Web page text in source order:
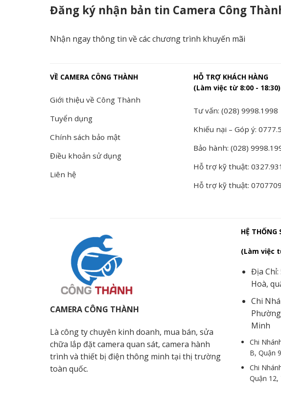
Đăng ký nhận bản tin Camera Công
Nhận ngay thông tin về các chương trình khuyến mãi
VỀ CAMERA CÔNG THÀNH
Giới thiệu về Công Thành
Tuyển dụng
Chính sách bảo mật
Điều khoản sử dụng
Liên hệ
HỖ TRỢ KHÁCH HÀNG
(Làm việc từ 8:00 - 18:30)
Tư vấn: (028) 9998.1998
Khiếu nại – Góp ý:
Bảo hành: (028)
Hỗ trợ kỹ thuật:
Hỗ trợ kỹ thuật:
CAMERA CÔNG THÀNH
Là công ty chuyên kinh doanh, mua bán, sửa
chữa lắp đặt camera quan sát, camera hành
trình và thiết bị điện thông minh tại thị trường
toàn quốc.
HỆ THỐNG
(Làm việc
Địa
Hoà,
Chi
Minh
Chi
B, Quận 9
Chi
Quận 12,